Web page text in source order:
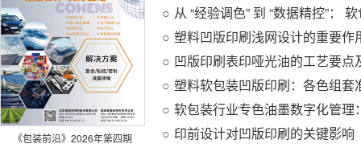
《包装前沿》2026年第四期 印前设计对凹版印刷的关键影响